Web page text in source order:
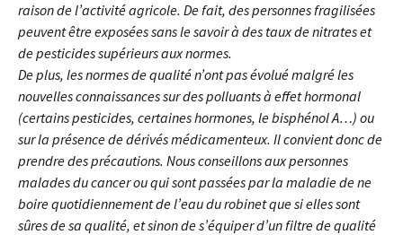
raison de l’activité agricole. De fait, des personnes fragilisées
peuvent être exposées sans le savoir à des taux de nitrates et
de pesticides supérieurs aux normes.
De plus, les normes de qualité n’ont pas évolué malgré les
nouvelles connaissances sur des polluants à effet hormonal
(certains pesticides, certaines hormones, le bisphénol A…) ou
sur la présence de dérivés médicamenteux. Il convient donc de
prendre des précautions. Nous conseillons aux personnes
malades du cancer ou qui sont passées par la maladie de ne
boire quotidiennement de l’eau du robinet que si elles sont
sûres de sa qualité, et sinon de s’équiper d’un filtre de qualité